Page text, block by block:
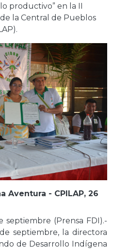
productivo” en la II
la Central de Pueblos
Aventura - CPILAP, 26
septiembre (Prensa FDI).-
septiembre, la directora
de Desarrollo Indígena